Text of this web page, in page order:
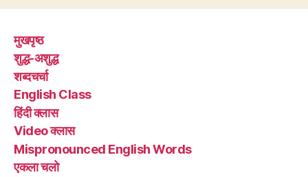
साँई,
मुखपृष्ठ
शुद्ध-अशुद्ध
शब्दचर्चा
English Class
हिंदी क्लास
Video क्लास
Mispronounced English Words
एकला चलो